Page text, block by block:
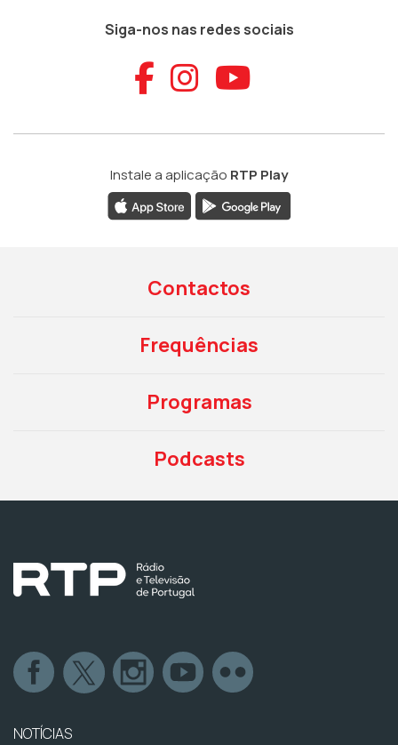
Siga-nos nas redes sociais
Aceder ao
Aceder ao
Aceder
Instale a aplicação RTP Play
Contactos
Frequências
Programas
Podcasts
NOTÍCIAS